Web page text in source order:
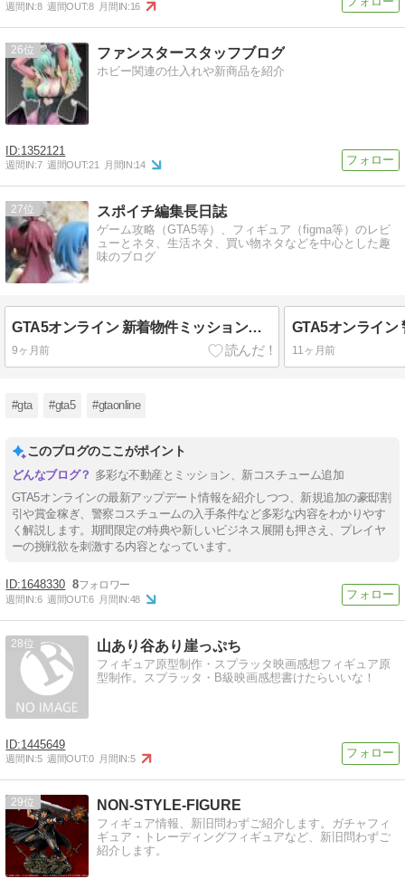
週間IN:8 週間OUT:8 月間IN:16
26 ファンスタースタッフブログ
ホビー関連の仕入れや新商品を紹介
1352121
週間IN:7 週間OUT:21 月間IN:14
27 スポイチ編集長日誌
ゲーム攻略（GTA5等）、フィギュア（figma等）のレビ
ューとネタ、生活ネタ、買い物ネタなどを中心とした趣
味のブログ
GTA5オンライン 新着物件ミッションで豪邸の割引をゲットする
9ヶ月前 11ヶ月前
#gta #gta5 #gtaonline
このブログのここがポイント
多彩な不動産とミッション、新コスチューム追加
GTA5オンラインの最新アップデート情報を紹介しつつ、新規追加の豪邸割
引や賞金稼ぎ、警察コスチュームの入手条件など多彩な内容をわかりやす
く解説します。期間限定の特典や新しいビジネス展開も押さえ、プレイヤ
ーの挑戦欲を刺激する内容となっています。
1648330 8
週間IN:6 週間OUT:6 月間IN:48
28 山あり谷あり崖っぷち
フィギュア原型制作・スプラッタ映画感想フィギュア原
型制作。スプラッタ・B級映画感想書けたらいいな！
1445649
週間IN:5 週間OUT:0 月間IN:5
29 NON-STYLE-FIGURE
フィギュア情報、新旧問わずご紹介します。ガチャフィ
ギュア・トレーディングフィギュアなど、新旧問わずご
紹介します。